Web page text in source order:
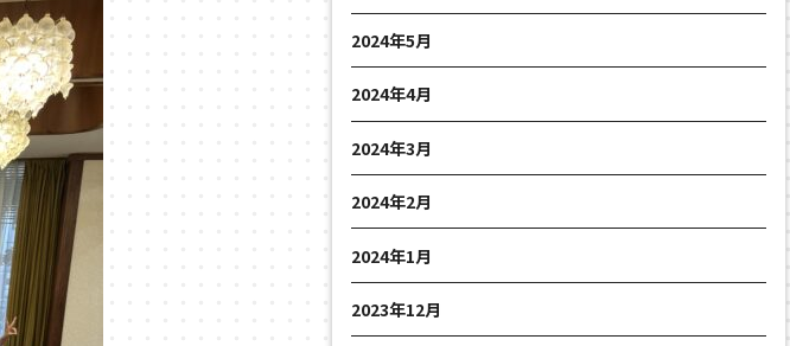
2024年5月
2024年4月
2024年3月
2024年2月
2024年1月
2023年12月